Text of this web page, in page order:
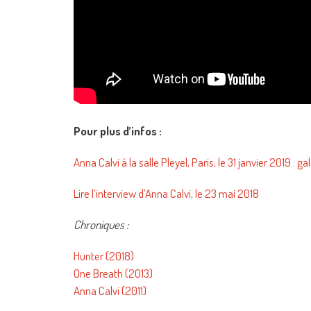
Pour plus d’infos :
Anna Calvi à la salle Pleyel, Paris, le 31 janvier 2019 :
Lire l’interview d’Anna Calvi, le 23 mai 2018
Chroniques :
Hunter (2018)
One Breath (2013)
Anna Calvi (2011)